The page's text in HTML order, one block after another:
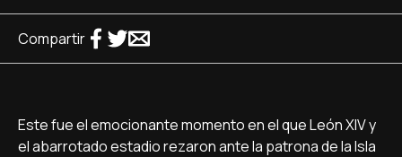
Compartir
Este fue el emocionante momento en el que León XIV y
el abarrotado estadio rezaron ante la patrona de la Isla